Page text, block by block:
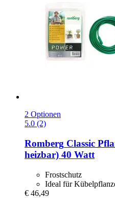
2 Optionen
5.0 (2)
Romberg Classic
heizbar) 40 Watt
Frostschutz
Ideal für
€ 46,49